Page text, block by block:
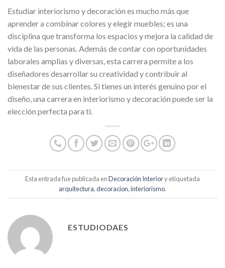
Estudiar interiorismo y decoración es mucho más que
aprender a combinar colores y elegir muebles; es una
disciplina que transforma los espacios y mejora la calidad de
vida de las personas. Además de contar con oportunidades
laborales amplias y diversas, esta carrera permite a los
diseñadores desarrollar su creatividad y contribuir al
bienestar de sus clientes. Si tienes un interés genuino por el
diseño, una carrera en interiorismo y decoración puede ser la
elección perfecta para ti.
Esta entrada fue publicada enDecoración Interiory etiquetada
arquitectura,decoracion,interiorismo.
ESTUDIODAES